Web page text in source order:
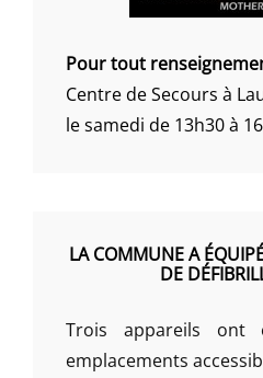
Pour tout
Centre de Secours à
le samedi de 13h30 à
LA COMMUNE A
DE
Trois appareils
emplacements